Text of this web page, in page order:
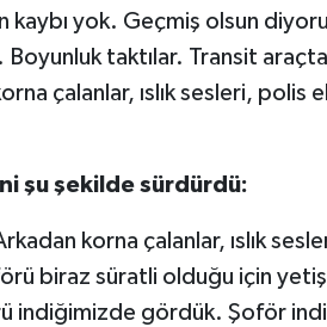
kaybı yok. Geçmiş olsun
taktılar. Transit
çalanlar, ıslık sesleri, polis
şu şekilde sürdürdü:
korna çalanlar, ıslık
biraz süratli olduğu için
indiğimizde gördük. Şoför